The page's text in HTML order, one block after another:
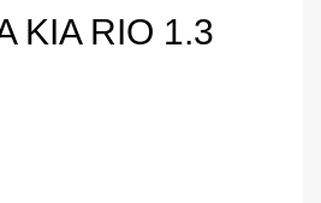
KIA RIO 1.3